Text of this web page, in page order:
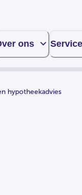
ons
hypotheekadvies